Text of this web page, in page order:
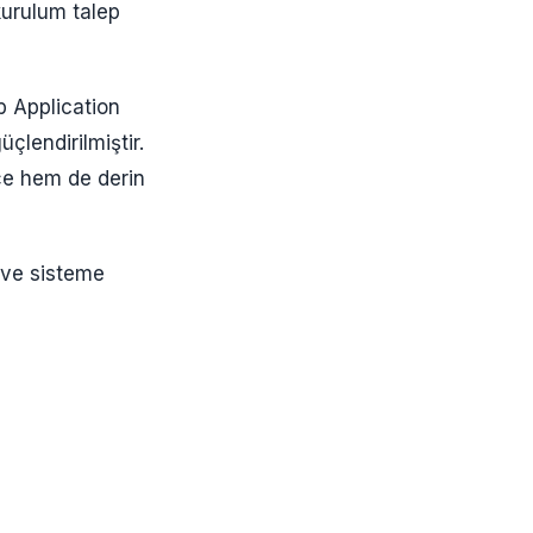
talep
Application
hem de derin
sisteme